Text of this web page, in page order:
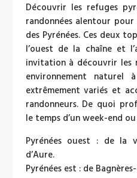
Découvrir les refuges
randonnées alentour pour
des Pyrénées. Ces deux
l’ouest de la chaîne et
invitation à découvrir les
environnement naturel
extrêmement variés et
randonneurs. De quoi
le temps d’un week-end
Pyrénées ouest : de la
d’Aure.
Pyrénées est : de